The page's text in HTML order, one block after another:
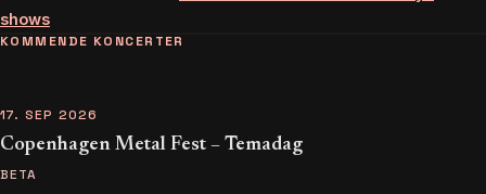
shows
KOMMENDE KONCERTER
17. SEP 2026
Copenhagen Metal Fest – Temadag
BETA